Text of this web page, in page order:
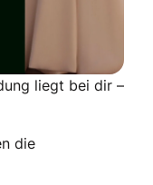
liegt bei dir –
die